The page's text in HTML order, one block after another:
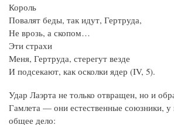
Король
Повалят беды, так идут, Гертруда,
Не врозь, а скопом…
Эти страхи
Меня, Гертруда, стерегут везде
И подсекают, как осколки ядер (IV, 5).
Удар Лаэрта не только отвращен, но и
Гамлета — они естественные союзники, у
общее дело: